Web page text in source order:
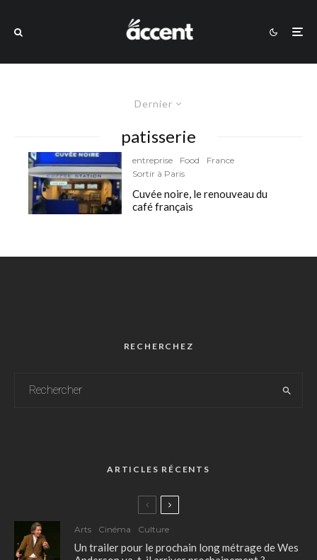
Dernier
patisserie
entreprise Food
France
Sortir à Paris
Cuvée noire, le renouveau du
café français
RECHERCHEZ
ARTICLES RÉCENTS
Arts Cinéma Culture
Un trailer pour le prochain long métrage de Wes